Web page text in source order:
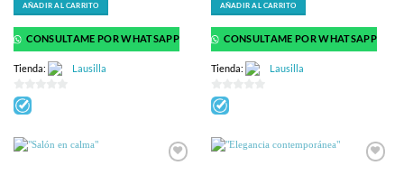
AÑADIR AL CARRITO
CONSULTAME POR WHATSAPP
Tienda: Lausilla
0
de
AÑADIR AL CARRITO
CONSULTAME POR WHATSAPP
Tienda: Lausilla
0
de